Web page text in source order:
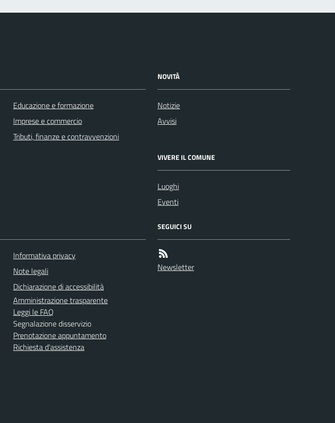
Educazione e formazione
Imprese e commercio
Tributi, finanze e contravvenzioni
NOVITÀ
Notizie
Avvisi
VIVERE IL COMUNE
Luoghi
Eventi
Informativa privacy
Note legali
Dichiarazione di accessibilità
Amministrazione trasparente
Leggi le FAQ
Segnalazione disservizio
Prenotazione appuntamento
Richiesta d'assistenza
SEGUICI SU
Newsletter